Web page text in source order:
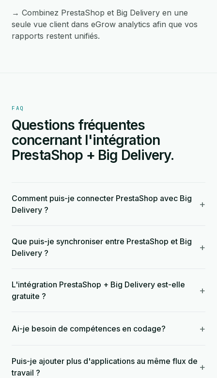
→ Combinez PrestaShop et Big Delivery en une
seule vue client dans eGrow analytics afin que vos
rapports restent unifiés.
FAQ
Questions fréquentes
concernant l'intégration
PrestaShop + Big Delivery.
Comment puis-je connecter PrestaShop avec Big
Delivery ?
+
Que puis-je synchroniser entre PrestaShop et Big
Delivery ?
+
L'intégration PrestaShop + Big Delivery est-elle
gratuite ?
+
Ai-je besoin de compétences en codage? +
Puis-je ajouter plus d'applications au même flux de
travail ?
+